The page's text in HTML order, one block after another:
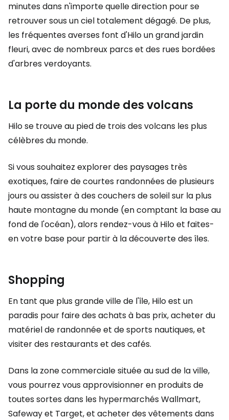
minutes dans n'importe quelle direction pour se
retrouver sous un ciel totalement dégagé. De plus,
les fréquentes averses font d'Hilo un grand jardin
fleuri, avec de nombreux parcs et des rues bordées
d'arbres verdoyants.
La porte du monde des volcans
Hilo se trouve au pied de trois des volcans les plus
célèbres du monde.
Si vous souhaitez explorer des paysages très
exotiques, faire de courtes randonnées de plusieurs
jours ou assister à des couchers de soleil sur la plus
haute montagne du monde (en comptant la base au
fond de l'océan), alors rendez-vous à Hilo et faites-
en votre base pour partir à la découverte des îles.
Shopping
En tant que plus grande ville de l'île, Hilo est un
paradis pour faire des achats à bas prix, acheter du
matériel de randonnée et de sports nautiques, et
visiter des restaurants et des cafés.
Dans la zone commerciale située au sud de la ville,
vous pourrez vous approvisionner en produits de
toutes sortes dans les hypermarchés Wallmart,
Safeway et Target, et acheter des vêtements dans